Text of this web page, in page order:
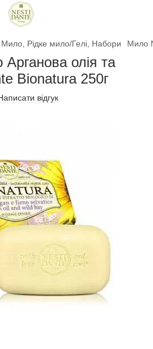
Рідке мило/Гелі, Набори Мило
олія та
Bionatura 250г
відгук